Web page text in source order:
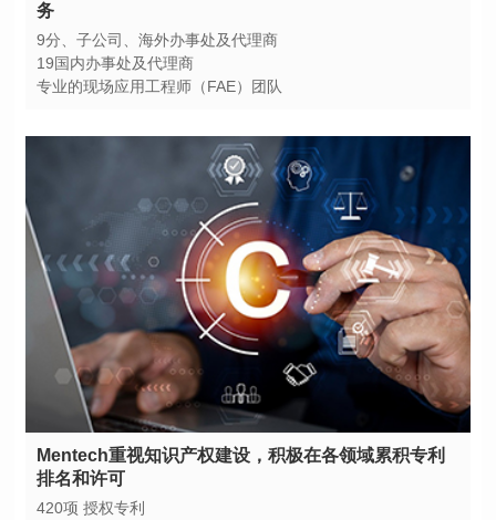
务
9分、子公司、海外办事处及代理商
19国内办事处及代理商
专业的现场应用工程师（FAE）团队
排名和许可
420项 授权专利